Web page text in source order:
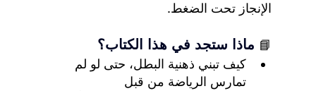
الإنجاز تحت الضغط.
📘 ماذا ستجد في هذا الكتاب؟
كيف تبني ذهنية البطل، حتى لو لم
تمارس الرياضة من قبل